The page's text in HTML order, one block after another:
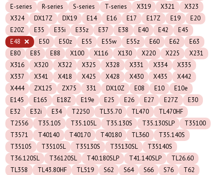
E-series
R-series S-series T-series X319 X321
X323
X324
DX17Z DX19 E14 E16 E17 E17Z E19
E20
E20Z
E35 E35i E35z E37 E38 E40 E42
E45
E48
E50 E50z E55 E55w E55z E60 E62
E63
E80
E85 E88 X100 X116 X130 X220 X225
X231
X316
X320 X322 X325 X328 X331 X334
X335
X337
X341 X418 X425 X428 X430 X435
X442
X444
ZX125 ZX75 331 DX10Z E08 E10
E10e
E145
E165 E18Z E19e E25 E26 E27 E27Z
E30
E32
E32i E34 T2250 TL35.70 TL470
TL470HF
T2556
T35.105 T35.105L T35.130S T35.130SLP
T35100
T3571
T40140 T40170 T40180 TL360
T35.140S
T35105
T35105L T35130S T35130SL
T35140S
T36.120SL
T36120SL T40.180SLP T41.140SLP
TL26.60
TL358
TL43.80HF TL519 S62 S64 S66 S76
T62